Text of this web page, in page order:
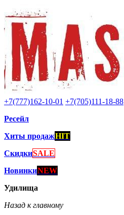
+7(777)162-10-01 +7(705)111-18-88
Ресейл
Хиты продажHIT
СкидкиSALE
НовинкиNEW
Удилища
Назад к главному